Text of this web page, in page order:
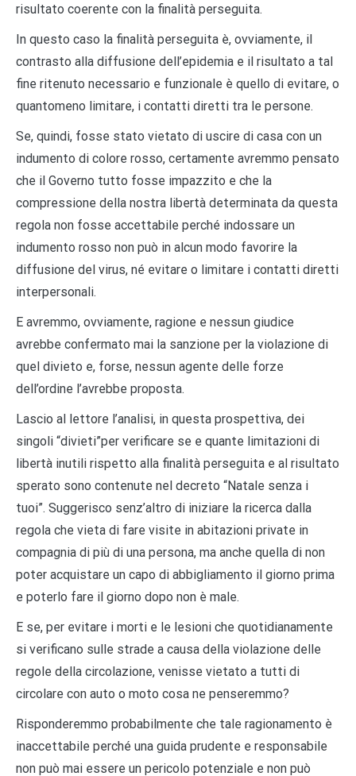
risultato coerente con la finalità perseguita.
In questo caso la finalità perseguita è, ovviamente, il
contrasto alla diffusione dell’epidemia e il risultato a tal
fine ritenuto necessario e funzionale è quello di evitare, o
quantomeno limitare, i contatti diretti tra le persone.
Se, quindi, fosse stato vietato di uscire di casa con un
indumento di colore rosso, certamente avremmo pensato
che il Governo tutto fosse impazzito e che la
compressione della nostra libertà determinata da questa
regola non fosse accettabile perché indossare un
indumento rosso non può in alcun modo favorire la
diffusione del virus, né evitare o limitare i contatti diretti
interpersonali.
E avremmo, ovviamente, ragione e nessun giudice
avrebbe confermato mai la sanzione per la violazione di
quel divieto e, forse, nessun agente delle forze
dell’ordine l’avrebbe proposta.
Lascio al lettore l’analisi, in questa prospettiva, dei
singoli “divieti”per verificare se e quante limitazioni di
libertà inutili rispetto alla finalità perseguita e al risultato
sperato sono contenute nel decreto “Natale senza i
tuoi”. Suggerisco senz’altro di iniziare la ricerca dalla
regola che vieta di fare visite in abitazioni private in
compagnia di più di una persona, ma anche quella di non
poter acquistare un capo di abbigliamento il giorno prima
e poterlo fare il giorno dopo non è male.
E se, per evitare i morti e le lesioni che quotidianamente
si verificano sulle strade a causa della violazione delle
regole della circolazione, venisse vietato a tutti di
circolare con auto o moto cosa ne penseremmo?
Risponderemmo probabilmente che tale ragionamento è
inaccettabile perché una guida prudente e responsabile
non può mai essere un pericolo potenziale e non può